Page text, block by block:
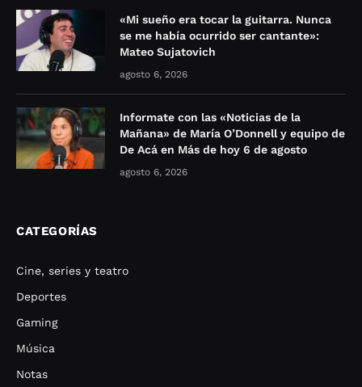
«Mi sueño era tocar la guitarra. Nunca
se me había ocurrido ser cantante»:
Mateo Sujatovich
agosto 6, 2026
Informate con las «Noticias de la
Mañana» de María O’Donnell y equipo de
De Acá en Más de hoy 6 de agosto
agosto 6, 2026
CATEGORÍAS
Cine, series y teatro
Deportes
Gaming
Música
Notas